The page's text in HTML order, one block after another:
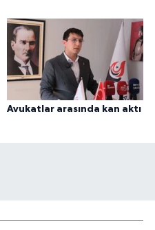
Avukatlar arasında kan aktı